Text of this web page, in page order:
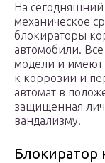
На сегодняшний
механическое
блокираторы
автомобили.
модели и имеют
к коррозии и
автомат в
защищенная
вандализму.
Блокиратор